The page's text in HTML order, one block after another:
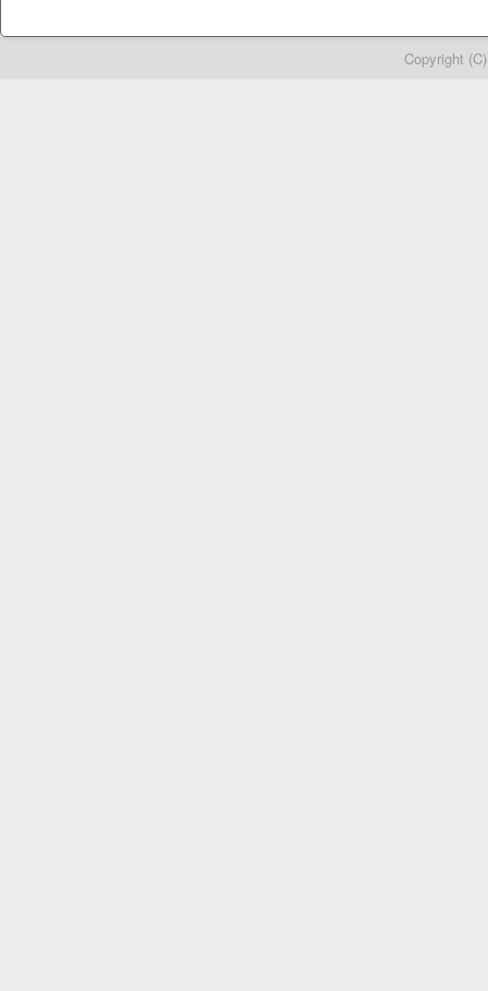
Copyright